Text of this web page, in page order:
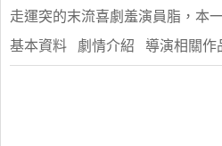
走運突的末流喜劇羞演員脂，本
基本資料 劇情介紹 導演相關